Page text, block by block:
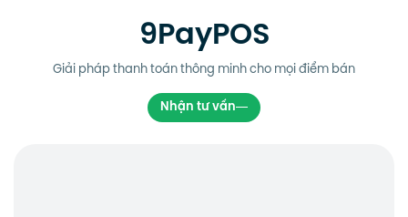
9PayPOS
Giải pháp thanh toán thông minh cho mọi điểm bán
Nhận tư vấn